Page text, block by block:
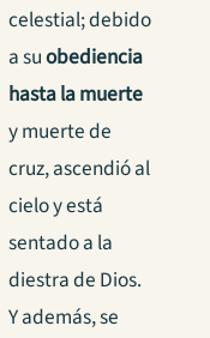
celestial; debido
a suobediencia
hasta la muerte
y muerte de
cruz, ascendió al
cielo y está
sentado a la
diestra de Dios.
Y además, se